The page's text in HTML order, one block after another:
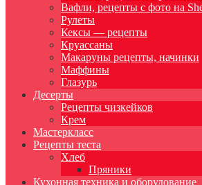
Вафли, рецепты с фото на
Рулеты
Кексы — рецепты
Круассаны
Макаруны рецепты, начинки
Маффины
Глазурь
Десерты
Рецепты чизкейков
Крем
Мастеркласс
Рецепты теста
Хлеб
Пряники
Кухонная техника и оборудование